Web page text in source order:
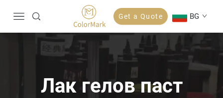
Get a Quote BG
Лак гелов паст